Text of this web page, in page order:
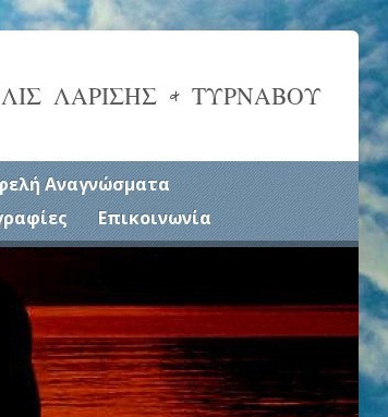
ΛΑΡΙΣΗΣ & ΤΥΡΝΑΒΟΥ
Αναγνώσματα
Επικοινωνία